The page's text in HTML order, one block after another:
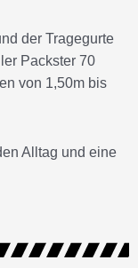
der Tragegurte
Packster 70
von 1,50m bis
Alltag und eine